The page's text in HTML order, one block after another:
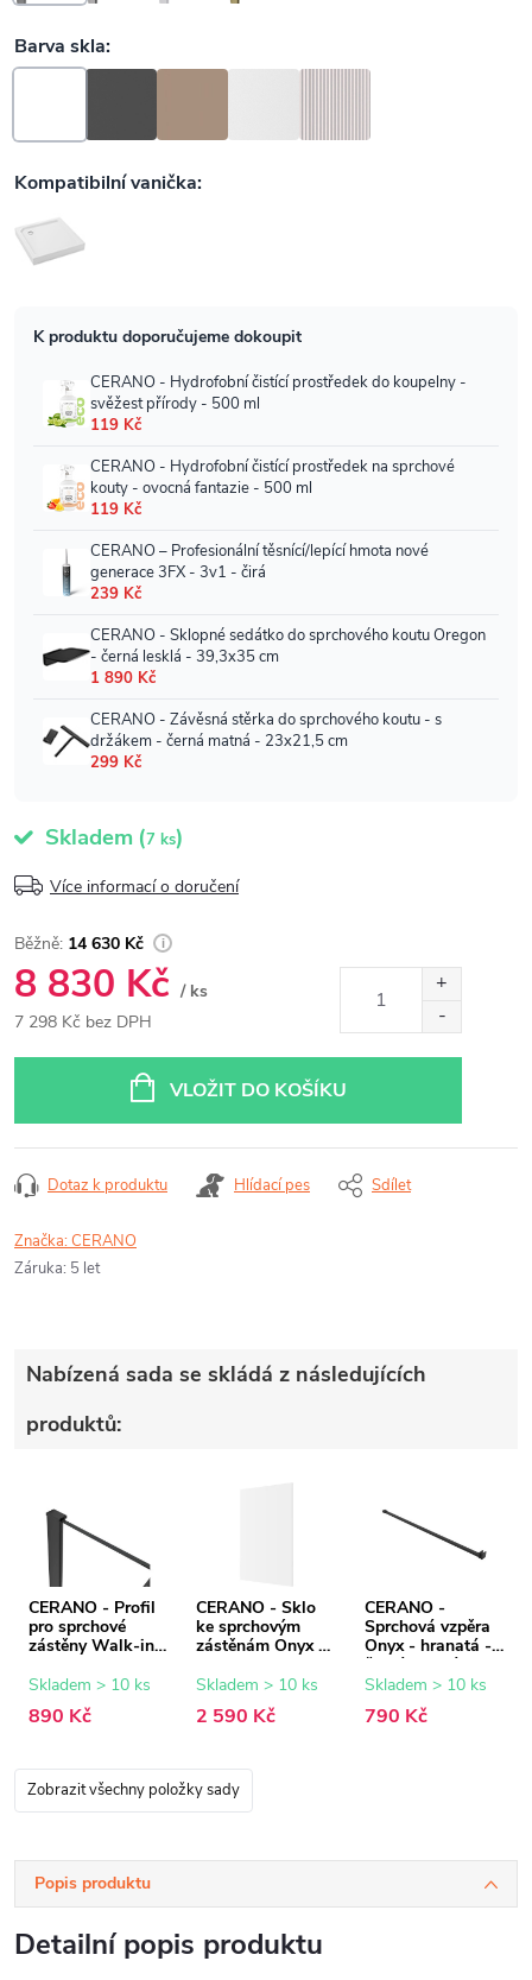
Skladem (7 ks)
Více informací o doručení
14 630 Kč
8 830 Kč / ks
7 298 Kč bez DPH
VLOŽIT DO KOŠÍKU
Dotaz k produktu Hlídací pes Sdílet
Značka:CERANO
Záruka: 5 let
Nabízená sada se skládá z následujících
produktů:
CERANO - Profil
pro sprchové
zástěny Walk-in
černá matná - 15
Skladem > 10 ks
890 Kč
CERANO - Sklo
ke sprchovým
zástěnám Onyx -
transparentní sklo
- 80x200 cm
Skladem > 10 ks
2 590 Kč
CERANO -
Sprchová vzpěra
Onyx - hranatá -
černá matná -
150 cm
Skladem > 10 ks
790 Kč
Zobrazit všechny položky sady
Popis produktu
Detailní popis produktu